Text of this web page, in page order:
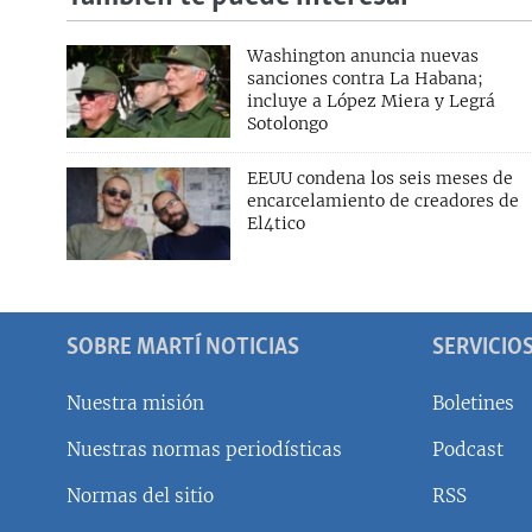
Washington anuncia nuevas
sanciones contra La Habana;
incluye a López Miera y Legrá
Sotolongo
EEUU condena los seis meses de
encarcelamiento de creadores de
El4tico
SOBRE MARTÍ NOTICIAS
Nuestra misión
Nuestras normas periodísticas
Normas del sitio
Boletines
Podcast
RSS